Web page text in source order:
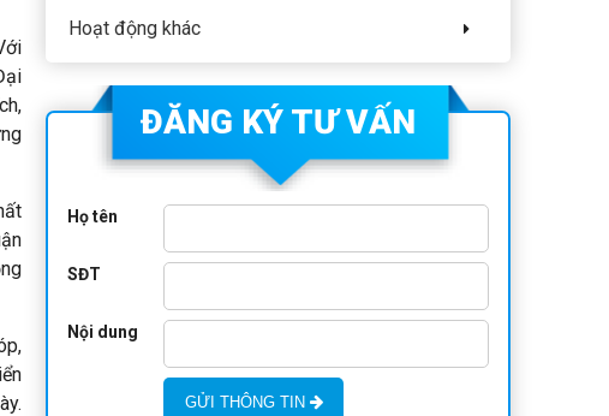
Hoạt động khác
ĐĂNG KÝ TƯ VẤN
Họ tên
SĐT
Nội dung
GỬI THÔNG TIN